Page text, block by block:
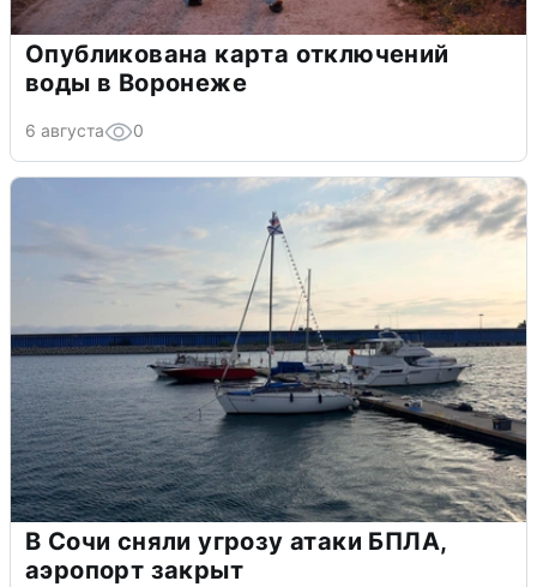
Опубликована карта отключений
воды в Воронеже
6 августа 0
В Сочи сняли угрозу атаки БПЛА,
аэропорт закрыт